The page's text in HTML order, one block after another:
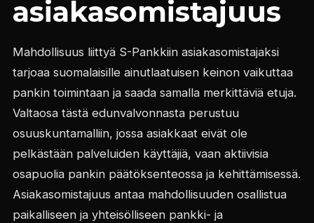
asiakasomistajuus
Mahdollisuus liittyä S-Pankkiin asiakasomistajaksi
tarjoaa suomalaisille ainutlaatuisen keinon vaikuttaa
pankin toimintaan ja saada samalla merkittäviä etuja.
Valtaosa tästä edunvalvonnasta perustuu
osuuskuntamalliin, jossa asiakkaat eivät ole
pelkästään palveluiden käyttäjiä, vaan aktiivisia
osapuolia pankin päätöksenteossa ja kehittämisessä.
Asiakasomistajuus antaa mahdollisuuden osallistua
paikalliseen ja yhteisölliseen pankki- ja